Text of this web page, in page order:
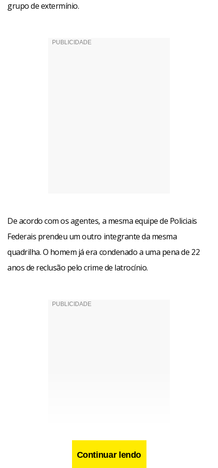
grupo de extermínio.
De acordo com os agentes, a mesma equipe de Policiais
Federais prendeu um outro integrante da mesma
quadrilha. O homem já era condenado a uma pena de 22
anos de reclusão pelo crime de latrocínio.
Continuar lendo